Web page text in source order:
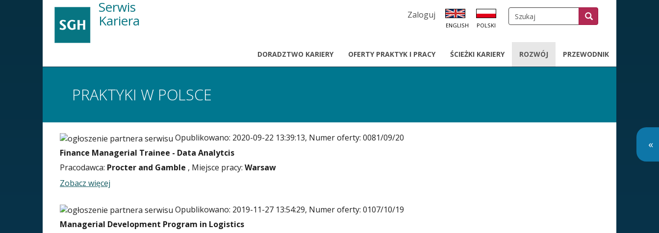
Serwis
Kariera
MENU
Zaloguj
ENGLISH POLSKI SZUKAJ
Szukaj Szukaj
GŁÓWNA
NAWIGACJA
DORADZTWO KARIERY OFERTY PRAKTYK I PRACY ŚCIEŻKI KARIERY ROZWÓJ PRZEWODNIK
«
PRAKTYKI W POLSCE
Opublikowano: 2020-09-22 13:39:13, Numer oferty: 0081/09/20
Finance Managerial Trainee - Data Analytcis
Pracodawca: Procter and Gamble , Miejsce pracy: Warsaw
Zobacz więcej
Opublikowano: 2019-11-27 13:54:29, Numer oferty: 0107/10/19
Managerial Development Program in Logistics